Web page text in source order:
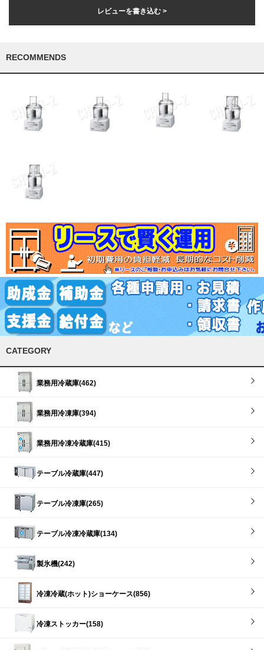
レビューを書き込む >
RECOMMENDS
CATEGORY
業務用冷蔵庫(462)
業務用冷凍庫(394)
業務用冷凍冷蔵庫(415)
テーブル冷蔵庫(447)
テーブル冷凍庫(265)
テーブル冷凍冷蔵庫(134)
製氷機(242)
冷凍冷蔵(ホット)ショーケース(856)
冷凍ストッカー(158)